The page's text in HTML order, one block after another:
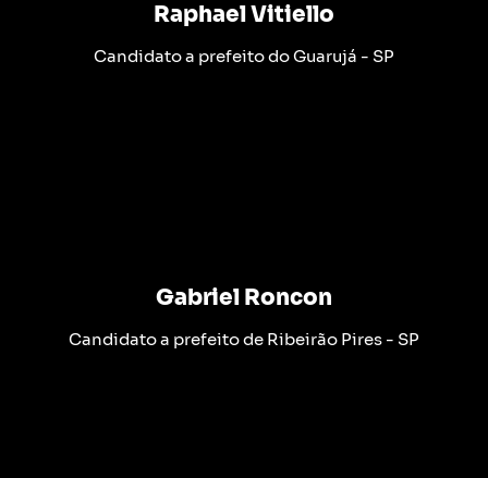
Raphael Vitiello
Candidato a prefeito do Guarujá - SP
Gabriel Roncon
Candidato a prefeito de Ribeirão Pires - SP